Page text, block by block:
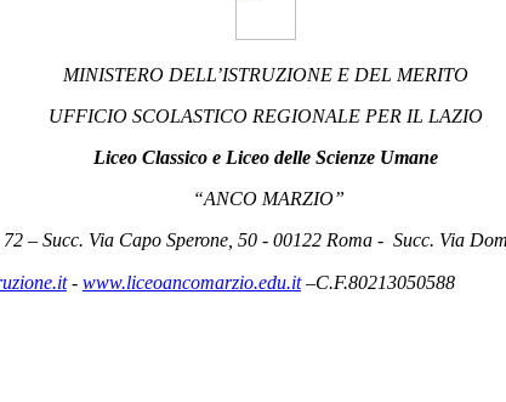
MINISTERO DELL’ISTRUZIONE E DEL MERITO
UFFICIO SCOLASTICO REGIONALE PER IL LAZIO
Liceo Classico e Liceo delle Scienze Umane
“ANCO MARZIO”
– Succ. Via Capo Sperone, 50 - 00122 Roma - Succ. Via
- www.liceoancomarzio.edu.it–C.F.80213050588